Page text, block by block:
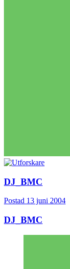
DJ_BMC
Postad 13 juni 2004
DJ_BMC